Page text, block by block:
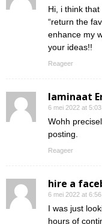
Hi, i think
“return the
enhance my
your ideas!!
Reageer
laminaat
6 mei 2022 at
Wohh
posting.
Reageer
hire a
6 mei 2022 at
I was just
hours of